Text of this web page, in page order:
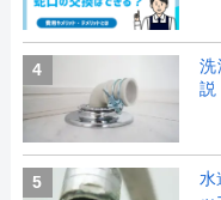
4
洗
説
5
水